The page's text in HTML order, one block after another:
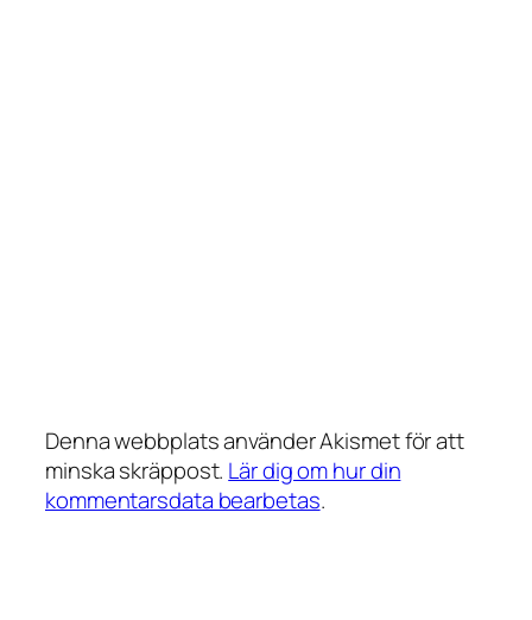
Denna webbplats använder Akismet för att
minska skräppost. Lär dig om hur din
kommentarsdata bearbetas.